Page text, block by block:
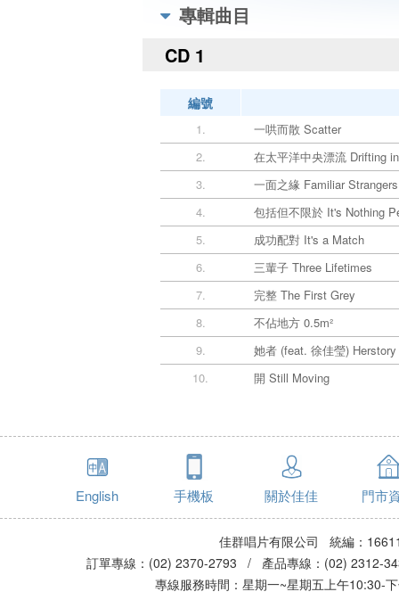
專輯曲目
CD 1
編號
1.
一哄而散 Scatter
2.
在太平洋中央漂流 Drifting
3.
一面之緣 Familiar Strangers
4.
包括但不限於 It's Nothing
5.
成功配對 It's a Match
6.
三輩子 Three Lifetimes
7.
完整 The First Grey
8.
不佔地方 0.5m²
9.
她者 (feat. 徐佳瑩)
10.
開 Still Moving
English 手機板 關於佳佳 門市
佳群唱片有限公司 統編：
訂單專線：(02) 2370-2793 / 產品專線：(02)
專線服務時間：星期一~星期五上午10:30-